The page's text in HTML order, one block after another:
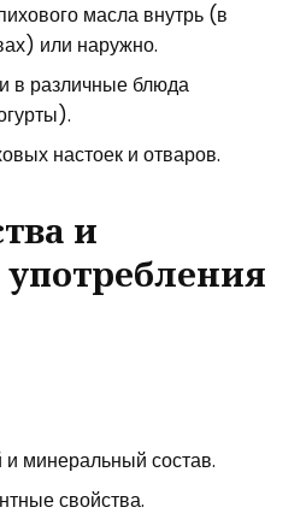
масла внутрь (в
или наружно.
в различные блюда
настоек и отваров.
и
минеральный состав.
свойства.